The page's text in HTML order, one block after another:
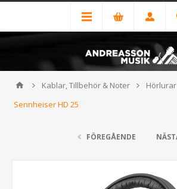
Kablar, Tillbehör & Noter Hörlurar
Sennheiser HD 25
FÖREGÅENDE